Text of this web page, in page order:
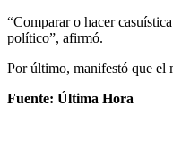
“Comparar o hacer
político”, afirmó.
Por último, manifestó que el
Fuente: Última Hora